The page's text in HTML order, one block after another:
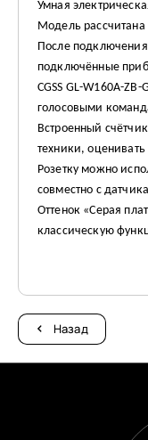
Умная
Модель рассчитана
После
подключённые
CGSS GL-W160A-
голосовыми
Встроенный
техники,
Розетку можно
совместно с
Оттенок «Серая
классическую
Назад